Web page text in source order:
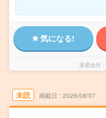
気になる!
派遣会社
未読 掲載日 2026/08/07